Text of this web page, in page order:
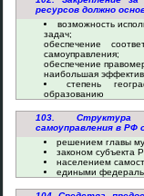
ресурсов должно
возможность
задач;
обеспечение
самоуправления;
обеспечение
наибольшая
степень
образованию
103. Структура
самоуправления в РФ
решением главы
законом субъекта
населением
едиными